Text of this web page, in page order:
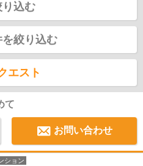
込む
絞り込む
エスト
て
お問い合わせ
ション